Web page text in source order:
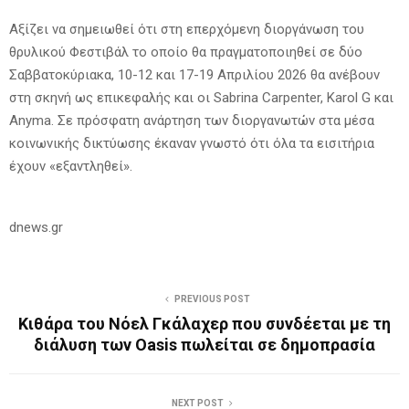
Αξίζει να σημειωθεί ότι στη επερχόμενη διοργάνωση του
θρυλικού Φεστιβάλ το οποίο θα πραγματοποιηθεί σε δύο
Σαββατοκύριακα, 10-12 και 17-19 Απριλίου 2026 θα ανέβουν
στη σκηνή ως επικεφαλής και οι Sabrina Carpenter, Karol G και
Anyma. Σε πρόσφατη ανάρτηση των διοργανωτών στα μέσα
κοινωνικής δικτύωσης έκαναν γνωστό ότι όλα τα εισιτήρια
έχουν «εξαντληθεί».
dnews.gr
PREVIOUS POST
Κιθάρα του Νόελ Γκάλαχερ που συνδέεται με τη
διάλυση των Oasis πωλείται σε δημοπρασία
NEXT POST